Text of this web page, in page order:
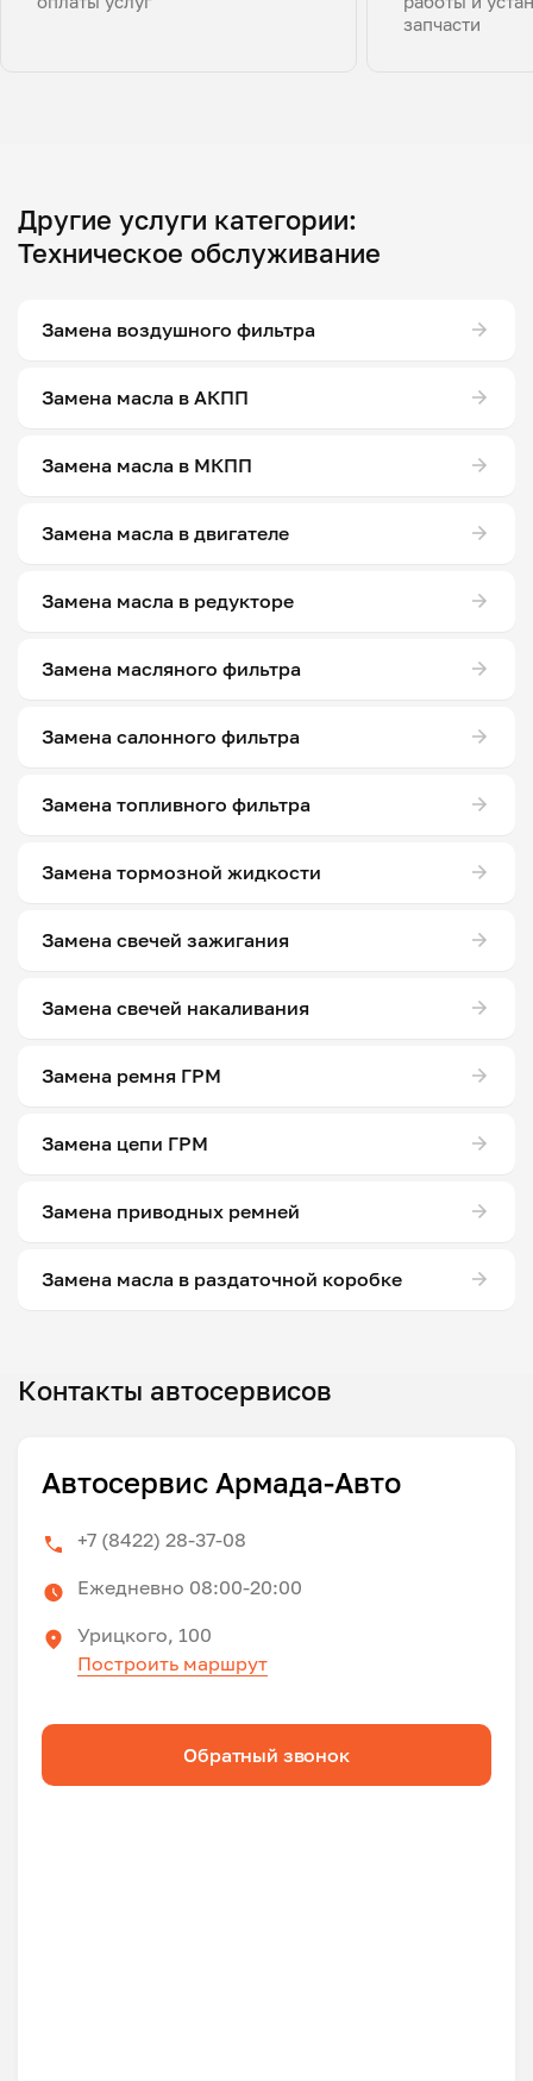
запчасти
Другие услуги категории:
Техническое обслуживание
Замена воздушного фильтра
Замена масла в АКПП
Замена масла в МКПП
Замена масла в двигателе
Замена масла в редукторе
Замена масляного фильтра
Замена салонного фильтра
Замена топливного фильтра
Замена тормозной жидкости
Замена свечей зажигания
Замена свечей накаливания
Замена ремня ГРМ
Замена цепи ГРМ
Замена приводных ремней
Замена масла в раздаточной коробке
Контакты автосервисов
Автосервис Армада-Авто
+7 (8422) 28-37-08
Ежедневно 08:00-20:00
Урицкого, 100
Построить маршрут
Обратный звонок